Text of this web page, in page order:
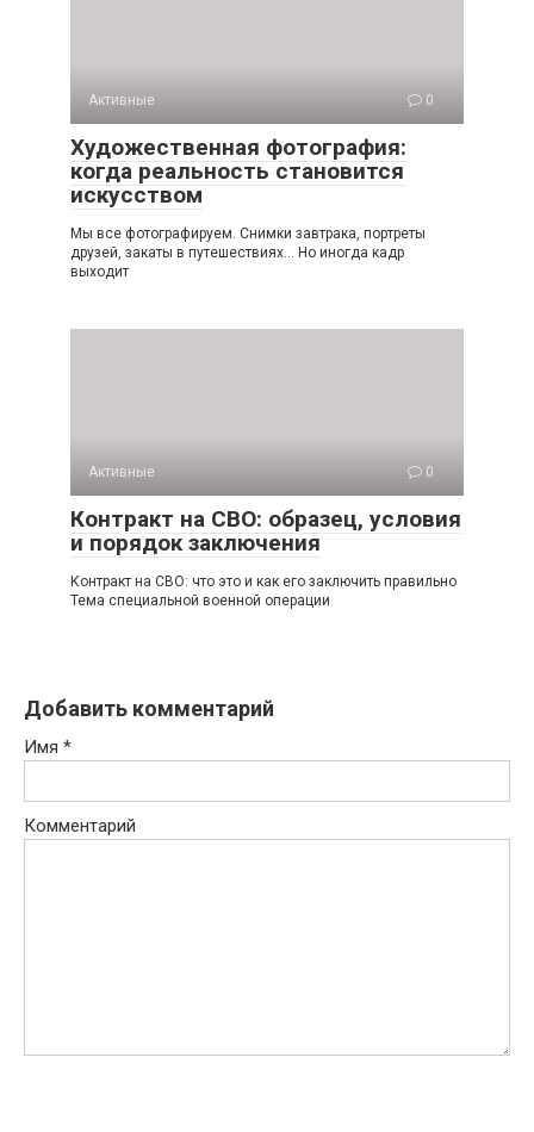
Активные 0
Художественная фотография:
когда реальность становится
искусством
Мы все фотографируем. Снимки завтрака, портреты
друзей, закаты в путешествиях… Но иногда кадр
выходит
Активные 0
Контракт на СВО: образец, условия
и порядок заключения
Контракт на СВО: что это и как его заключить правильно
Тема специальной военной операции
Добавить комментарий
Имя *
Комментарий